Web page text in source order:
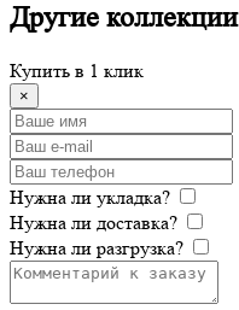
Другие коллекции
Купить в 1 клик
×
Нужна ли укладка?
Нужна ли доставка?
Нужна ли разгрузка?